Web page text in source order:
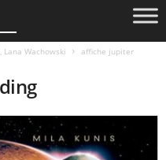
Lana Wachowski
affiche jupiter